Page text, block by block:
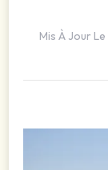
Mis À Jour Le